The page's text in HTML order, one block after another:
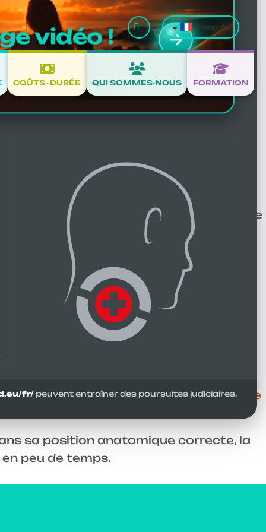
Valider Français
COÛTS–DURÉE QUI SOMMES-NOUS FORMATION
colonne vertébrale qui se compose de
torticolis
et tendons. Le désalignement
alignement de l'Atlas peut donc être
du cou et de la nuque, descéphalées de
sa position anatomique correcte, la
peu de temps.
vidéo !
d’une
fr/ peuvent entraîner des poursuites judiciaires.